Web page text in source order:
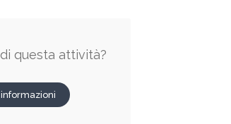
questa attività?